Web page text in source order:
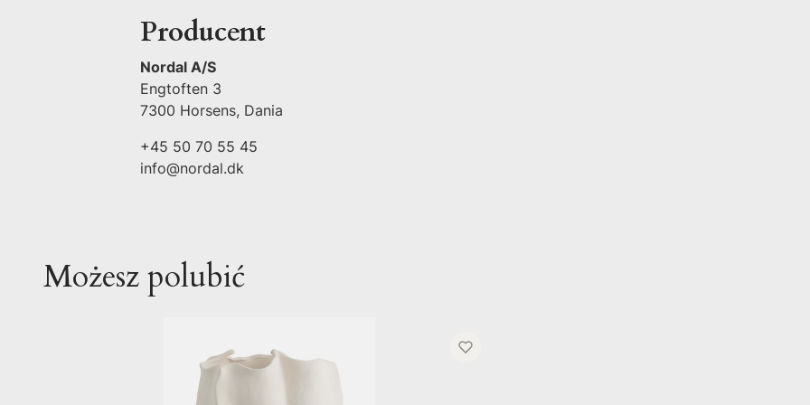
Producent
Nordal A/S
Engtoften 3
7300 Horsens, Dania
+45 50 70 55 45
info@nordal.dk
Możesz polubić